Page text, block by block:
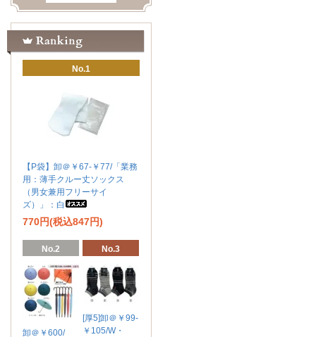
No.1
【P袋】卸＠￥67-￥77/「業務
用：薄手クルー丈ソックス
（男女兼用フリーサイ
ズ）」：白
770円(税込847円)
No.2
卸＠￥600/
No.3
[厚5]卸＠￥99-
￥105/W・